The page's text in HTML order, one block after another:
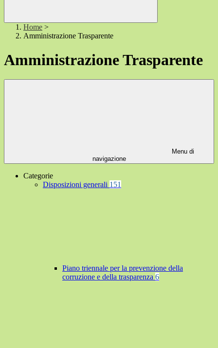
Home >
Amministrazione Trasparente
Amministrazione Trasparente
Menu di
navigazione
Categorie
Disposizioni generali 151
Piano triennale per la prevenzione della
corruzione e della trasparenza 6